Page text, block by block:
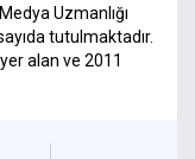
Uzmanlığı
tutulmaktadır.
alan ve 2011